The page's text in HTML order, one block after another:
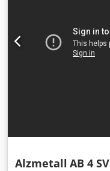
Alzmetall AB 4 SV